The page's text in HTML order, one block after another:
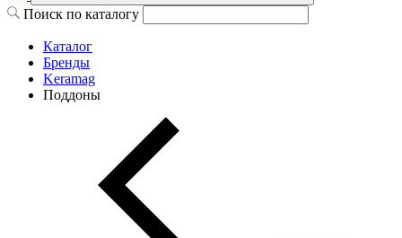
Поиск по каталогу
Каталог
Бренды
Keramag
Поддоны